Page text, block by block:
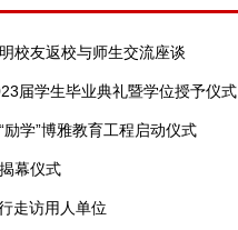
校友返校与师生交流座谈
届学生毕业典礼暨学位授予仪式
励学”博雅教育工程启动仪式
幕仪式
走访用人单位